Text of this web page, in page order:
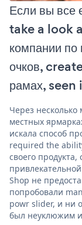
Если вы
take a look
компании по
очков,
рамах,
Через несколько
местных
искала способ
required the
своего
Shop не
попробовали
powr slider, и ни
был неуклюжим